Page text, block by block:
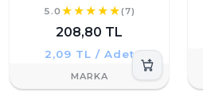
5.0 (7)
208,80 TL
2,09 TL / Adet